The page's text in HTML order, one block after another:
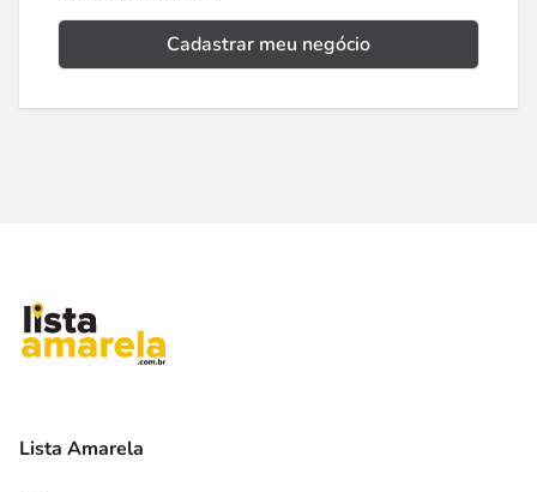
Cadastrar meu negócio
Lista Amarela